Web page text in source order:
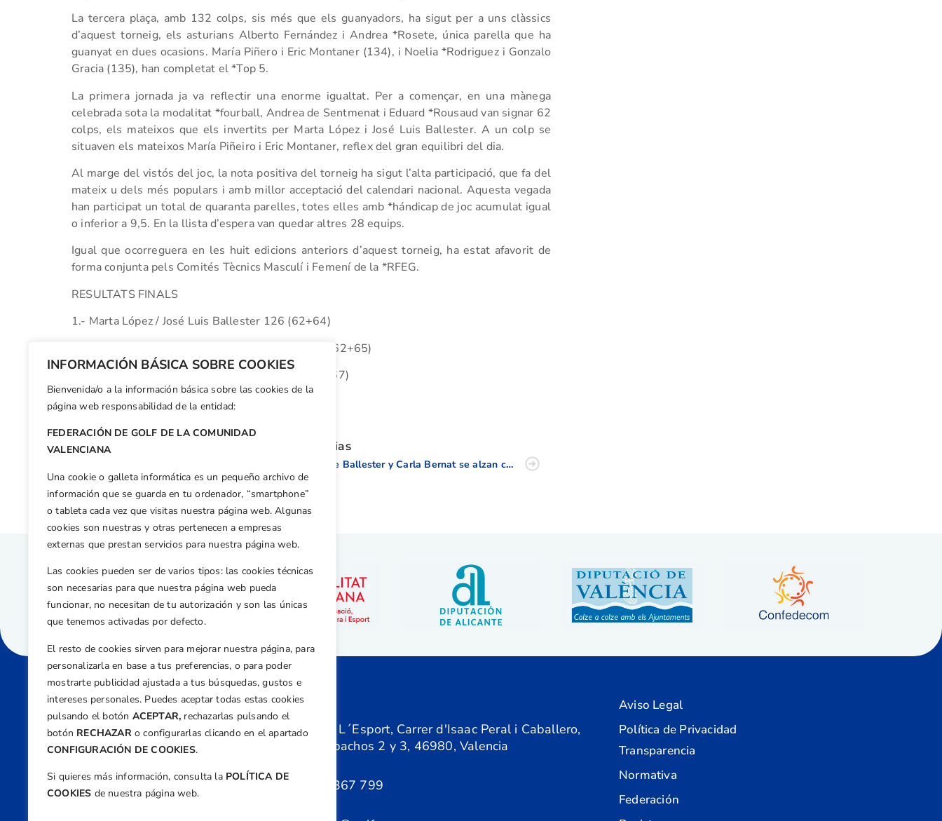
INFORMACIÓN BÁSICA SOBRE COOKIES
Bienvenida/o a la información básica sobre las cookies de la
página web responsabilidad de la entidad:
FEDERACIÓN DE GOLF DE LA COMUNIDAD
VALENCIANA
Una cookie o galleta informática es un pequeño archivo de
información que se guarda en tu ordenador, “smartphone”
o tableta cada vez que visitas nuestra página web. Algunas
cookies son nuestras y otras pertenecen a empresas
externas que prestan servicios para nuestra página web.
Las cookies pueden ser de varios tipos: las cookies técnicas
son necesarias para que nuestra página web pueda
funcionar, no necesitan de tu autorización y son las únicas
que tenemos activadas por defecto.
El resto de cookies sirven para mejorar nuestra página, para
personalizarla en base a tus preferencias, o para poder
mostrarte publicidad ajustada a tus búsquedas, gustos e
intereses personales. Puedes aceptar todas estas cookies
pulsando el botón ACEPTAR, rechazarlas pulsando el
botón RECHAZARo configurarlas clicando en el apartado
CONFIGURACIÓN DE COOKIES.
Si quieres más información, consulta la POLÍTICA DE
COOKIES de nuestra página web.
La tercera plaça, amb 132 colps, sis més que els guanyadors, ha sigut per a uns clàssics
d’aquest torneig, els asturians Alberto Fernández i Andrea *Rosete, única parella que ha
guanyat en dues ocasions. María Piñero i Eric Montaner (134), i Noelia *Rodriguez i Gonzalo
Gracia (135), han completat el *Top 5.
La primera jornada ja va reflectir una enorme igualtat. Per a començar, en una mànega
celebrada sota la modalitat *fourball, Andrea de Sentmenat i Eduard *Rousaud van signar 62
colps, els mateixos que els invertits per Marta López i José Luis Ballester. A un colp se
situaven els mateixos María Piñeiro i Eric Montaner, reflex del gran equilibri del dia.
Al marge del vistós del joc, la nota positiva del torneig ha sigut l’alta participació, que fa del
mateix u dels més populars i amb millor acceptació del calendari nacional. Aquesta vegada
han participat un total de quaranta parelles, totes elles amb *hándicap de joc acumulat igual
o inferior a 9,5. En la llista d’espera van quedar altres 28 equips.
Igual que ocorreguera en les huit edicions anteriors d’aquest torneig, ha estat afavorit de
forma conjunta pels Comités Tècnics Masculí i Femení de la *RFEG.
RESULTATS FINALS
1.- Marta López / José Luis Ballester 126 (62+64)
2.- Andrea de Sentmenat / Eduard *Rousaud 127 (62+65)
3.- Andrea *Rosete / Alberto Fernández 132 (65+67)
Facebook
X WhatsApp
LinkedIn
Email
Otras noticias
Josele Ballester y Carla Bernat se alzan con el triunfo en el “Campeonato Absoluto Masculino y Femenino C.V.”
Dirección
Centre de L´Esport, Carrer d'Isaac Peral i Caballero,
Nº 5, Despachos 2 y 3, 46980, Valencia
+34 961 367 799
Aviso Legal
Política de Privacidad
Transparencia
Normativa
Federación